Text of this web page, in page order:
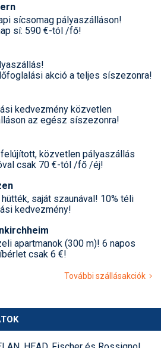
sícsomag pályaszálláson!
sí: 590 €-tól /fő!
akció a teljes síszezonra!
kedvezmény közvetlen
az egész síszezonra!
közvetlen pályaszállás
csak 70 €-tól /fő /éj!
saját szaunával! 10% téli
kedvezmény!
apartmanok (300 m)! 6 napos
csak 6 €!
További szállásakciók